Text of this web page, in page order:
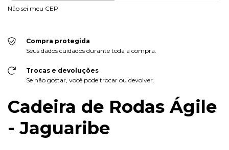
Não sei meu CEP
Compra protegida
Seus dados cuidados durante toda a compra.
Trocas e devoluções
Se não gostar, você pode trocar ou devolver.
Cadeira de Rodas Ágile
- Jaguaribe